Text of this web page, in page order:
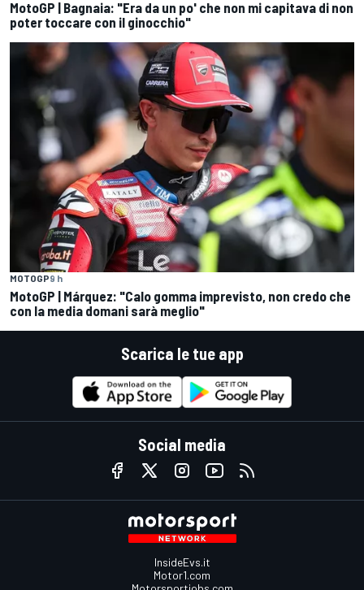
MotoGP | Bagnaia: "Era da un po' che non mi capitava di non
poter toccare con il ginocchio"
MOTOGP9 h
MotoGP | Márquez: "Calo gomma imprevisto, non credo che
con la media domani sarà meglio"
Scarica le tue app
Social media
InsideEvs.it
Motor1.com